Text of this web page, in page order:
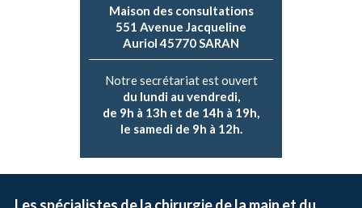
Maison des consultations
551 Avenue Jacqueline
Auriol 45770 SARAN
Notre secrétariat est ouvert
du lundi au vendredi,
de 9h à 13h et de 14h à 19h,
le samedi de 9h à 12h.